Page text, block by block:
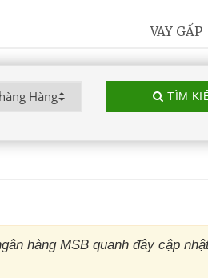
TÌM
hàng MSB quanh đây cập
VAY GẤP